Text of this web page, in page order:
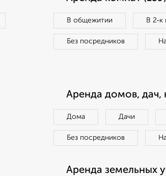
В общежитии В 2‑к
Без посредников
Аренда домов, дач,
Дома Дачи
Без посредников
Аренда земельных